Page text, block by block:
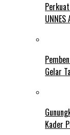
Gelar
Kader